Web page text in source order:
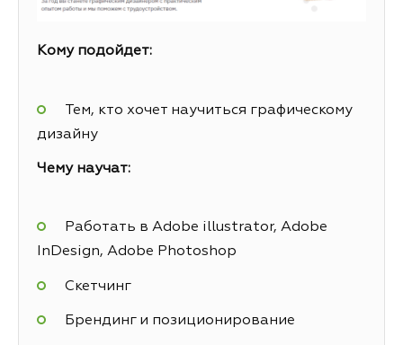
Кому подойдет:
Тем, кто хочет научиться графическому
дизайну
Чему научат:
Работать в Adobe illustrator, Adobe
InDesign, Adobe Photoshop
Скетчинг
Брендинг и позиционирование